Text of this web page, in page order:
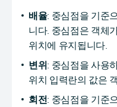
배율: 중심점을 기준
니다. 중심점은 객체
위치에 유지됩니다.
변위: 중심점을 사용
위치 입력란의 값은
회전: 중심점을 기준